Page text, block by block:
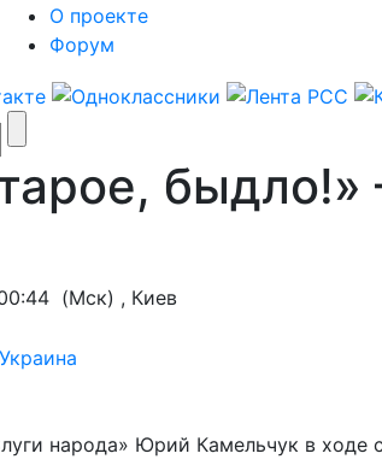
О проекте
Форум
быдло!»
(Мск) , Киев
Украина
народа» Юрий Камельчук в ходе